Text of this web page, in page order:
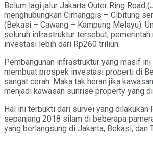
Belum lagi jalur Jakarta Outer Ring Road
menghubungkan Cimanggis – Cibitung
(Bekasi – Cawang – Kampung Melayu).
seluruh infrastruktur tersebut,
investasi lebih dari Rp260 triliun.
Pembangunan infrastruktur yang masif
membuat prospek investasi properti di
sangat cerah. Maka tak heran jika
menjadi kawasan sunrise property yang
Hal ini terbukti dari survei yang dilakukan
sepanjang 2018 silam di beberapa
yang berlangsung di Jakarta, Bekasi, dan